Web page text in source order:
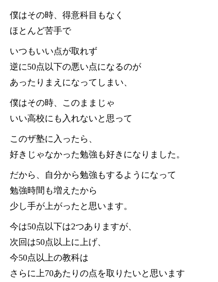
僕はその時、得意科目もなく
ほとんど苦手で
いつもいい点が取れず
逆に50点以下の悪い点になるのが
あったりまえになってしまい、
僕はその時、このままじゃ
いい高校にも入れないと思って
このザ塾に入ったら、
好きじゃなかった勉強も好きになりました。
だから、自分から勉強もするようになって
勉強時間も増えたから
少し手が上がったと思います。
今は50点以下は2つありますが、
次回は50点以上に上げ、
今50点以上の教科は
さらに上70あたりの点を取りたいと思います